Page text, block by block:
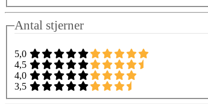
Antal stjerner
5,0
4,5
4,0
3,5